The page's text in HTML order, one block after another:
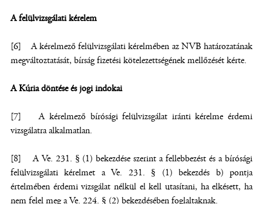
A felülvizsgálati kérelem
[6] A kérelmező felülvizsgálati kérelmében az NVB határozatának
megváltoztatását, bírság fizetési kötelezettségének mellőzését kérte.
A Kúria döntése és jogi indokai
[7] A kérelmező bírósági felülvizsgálat iránti kérelme érdemi
vizsgálatra alkalmatlan.
[8] A Ve. 231. § (1) bekezdése szerint a fellebbezést és a bírósági
felülvizsgálati kérelmet a Ve. 231. § (1) bekezdés b) pontja
értelmében érdemi vizsgálat nélkül el kell utasítani, ha elkésett, ha
nem felel meg a Ve. 224. § (2) bekezdésében foglaltaknak.